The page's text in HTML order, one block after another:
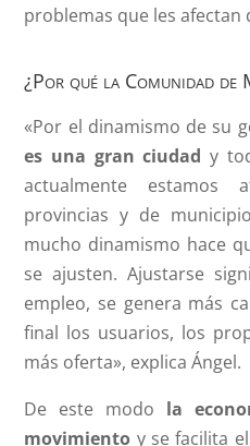
problemas que les afectan
¿Por qué la Comunidad de
«Por el dinamismo de su
es una gran ciudad y
actualmente
provincias y de
mucho dinamismo hace
se ajusten. Ajustarse
empleo, se genera más
final los usuarios, los
más oferta», explica Ángel.
De este modo la
movimiento y se facilita